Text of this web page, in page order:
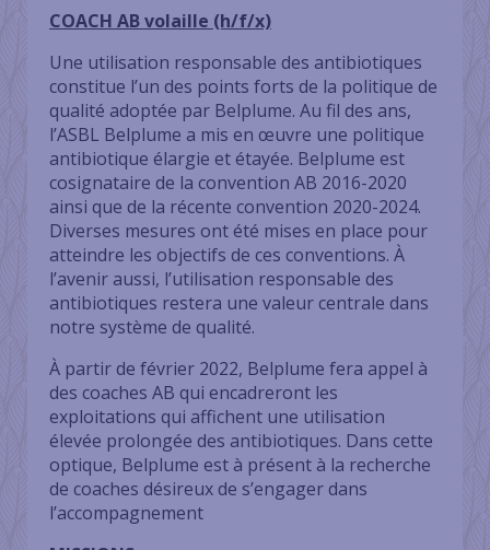
COACH AB volaille (h/f/x)
Une utilisation responsable des antibiotiques
constitue l’un des points forts de la politique de
qualité adoptée par Belplume. Au fil des ans,
l’ASBL Belplume a mis en œuvre une politique
antibiotique élargie et étayée. Belplume est
cosignataire de la convention AB 2016-2020
ainsi que de la récente convention 2020-2024.
Diverses mesures ont été mises en place pour
atteindre les objectifs de ces conventions. À
l’avenir aussi, l’utilisation responsable des
antibiotiques restera une valeur centrale dans
notre système de qualité.
À partir de février 2022, Belplume fera appel à
des coaches AB qui encadreront les
exploitations qui affichent une utilisation
élevée prolongée des antibiotiques. Dans cette
optique, Belplume est à présent à la recherche
de coaches désireux de s’engager dans
l’accompagnement